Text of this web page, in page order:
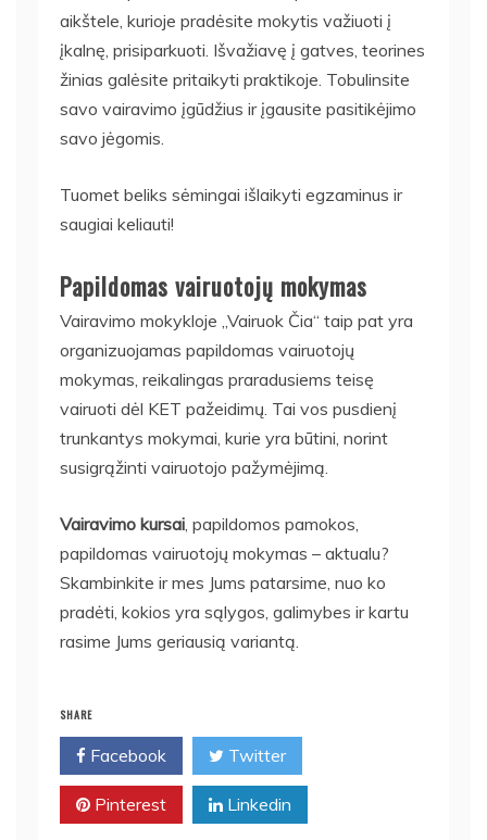
aikštele, kurioje pradėsite mokytis važiuoti į
įkalnę, prisiparkuoti. Išvažiavę į gatves, teorines
žinias galėsite pritaikyti praktikoje. Tobulinsite
savo vairavimo įgūdžius ir įgausite pasitikėjimo
savo jėgomis.
Tuomet beliks sėmingai išlaikyti egzaminus ir
saugiai keliauti!
Papildomas vairuotojų mokymas
Vairavimo mokykloje „Vairuok Čia“ taip pat yra
organizuojamas papildomas vairuotojų
mokymas, reikalingas praradusiems teisę
vairuoti dėl KET pažeidimų. Tai vos pusdienį
trunkantys mokymai, kurie yra būtini, norint
susigrąžinti vairuotojo pažymėjimą.
Vairavimo kursai , papildomos pamokos,
papildomas vairuotojų mokymas – aktualu?
Skambinkite ir mes Jums patarsime, nuo ko
pradėti, kokios yra sąlygos, galimybes ir kartu
rasime Jums geriausią variantą.
SHARE
Facebook Twitter
Pinterest Linkedin